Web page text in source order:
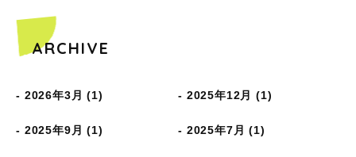
ARCHIVE
2026年3月 (1) 2025年12月 (1)
2025年9月 (1) 2025年7月 (1)